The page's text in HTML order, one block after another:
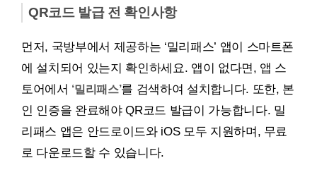
QR코드 발급 전 확인사항
먼저, 국방부에서 제공하는 ‘밀리패스’ 앱이 스마트폰
에 설치되어 있는지 확인하세요. 앱이 없다면, 앱 스
토어에서 ‘밀리패스’를 검색하여 설치합니다. 또한, 본
인 인증을 완료해야 QR코드 발급이 가능합니다. 밀
리패스 앱은 안드로이드와 iOS 모두 지원하며, 무료
로 다운로드할 수 있습니다.